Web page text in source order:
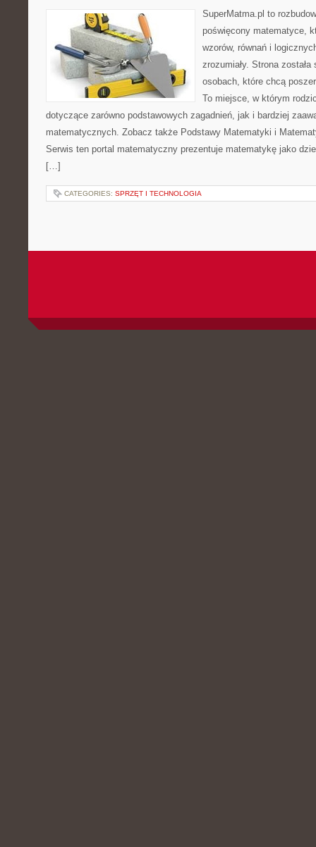
SuperMatma.pl to
poświęcony matematyce,
wzorów, równań i
zrozumiały. Strona
osobach, które chcą
To miejsce, w którym
dotyczące zarówno podstawowych zagadnień, jak i bardziej
matematycznych. Zobacz także Podstawy Matematyki i
Serwis ten portal matematyczny prezentuje matematykę jako
[…]
CATEGORIES: SPRZĘT I TECHNOLOGIA